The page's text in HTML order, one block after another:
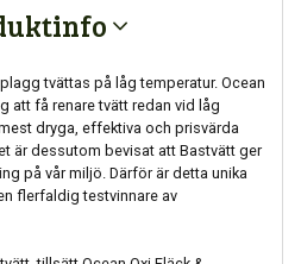
tvättas på låg temperatur. Ocean
att få renare tvätt redan vid låg
dryga, effektiva och prisvärda
är dessutom bevisat att Bastvätt ger
på vår miljö. Därför är detta unika
flerfaldig testvinnare av